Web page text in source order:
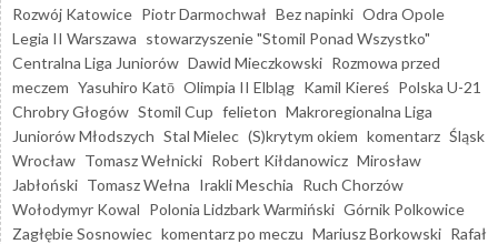
Rozwój Katowice Piotr Darmochwał Bez napinki Odra Opole
Legia II Warszawa stowarzyszenie "Stomil Ponad Wszystko"
Centralna Liga Juniorów Dawid Mieczkowski Rozmowa przed
meczem Yasuhiro Katō Olimpia II Elbląg Kamil Kiereś Polska U-21
Chrobry Głogów Stomil Cup felieton Makroregionalna Liga
Juniorów Młodszych Stal Mielec (S)krytym okiem komentarz Śląsk
Wrocław Tomasz Wełnicki Robert Kiłdanowicz Mirosław
Jabłoński Tomasz Wełna Irakli Meschia Ruch Chorzów
Wołodymyr Kowal Polonia Lidzbark Warmiński Górnik Polkowice
Zagłębie Sosnowiec komentarz po meczu Mariusz Borkowski Rafał